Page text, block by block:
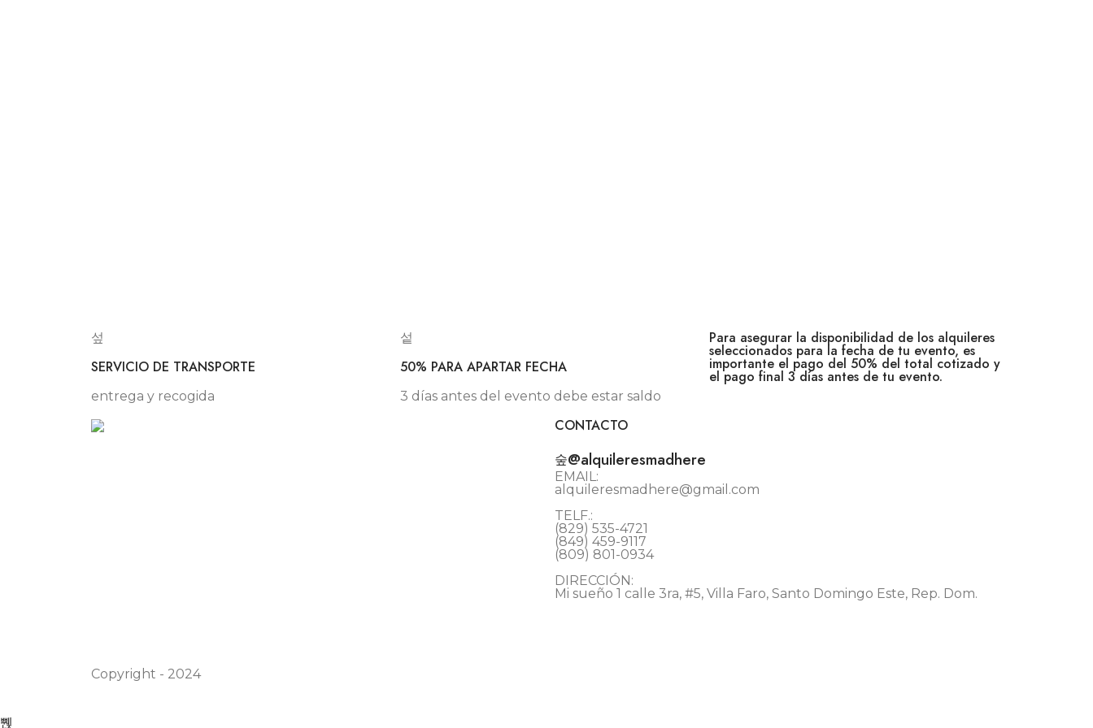
SERVICIO DE TRANSPORTE
entrega y recogida
50% PARA APARTAR FECHA
3 días antes del evento debe estar saldo
Para asegurar la disponibilidad de los alquileres
seleccionados para la fecha de tu evento, es
importante el pago del 50% del total cotizado y
el pago final 3 días antes de tu evento.
CONTACTO
@alquileresmadhere
EMAIL:
alquileresmadhere@gmail.com
TELF.:
(829) 535-4721
(849) 459-9117
(809) 801-0934
DIRECCIÓN:
Mi sueño 1 calle 3ra, #5, Villa Faro, Santo Domingo Este, Rep. Dom.
Copyright - 2024